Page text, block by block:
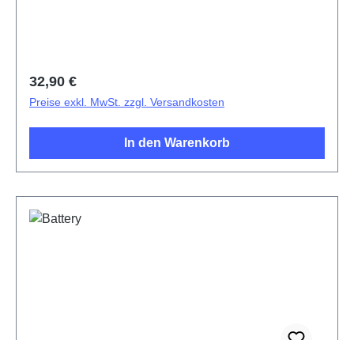
Regulärer Preis:
32,90 €
Preise exkl. MwSt. zzgl. Versandkosten
In den Warenkorb